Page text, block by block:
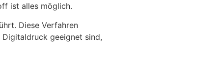
ist alles möglich.
Diese Verfahren
geeignet sind,